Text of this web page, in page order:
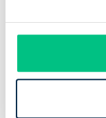
Český hypoteční